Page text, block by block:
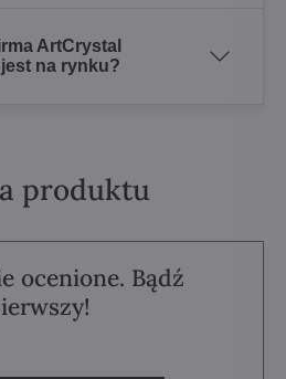
ArtCrystal
na rynku?
produktu
ocenione. Bądź